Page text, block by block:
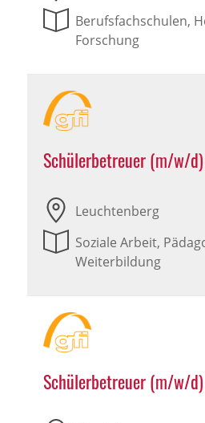
Berufsfachschulen,
Forschung
Schülerbetreuer (m/w/d)
Leuchtenberg
Soziale Arbeit,
Weiterbildung
Schülerbetreuer (m/w/d)